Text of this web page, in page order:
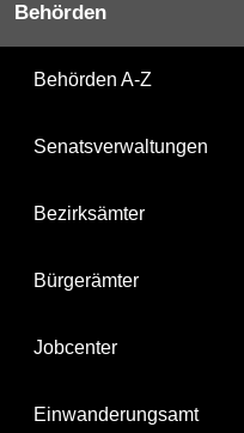
Behörden
Behörden A-Z
Senatsverwaltungen
Bezirksämter
Bürgerämter
Jobcenter
Einwanderungsamt